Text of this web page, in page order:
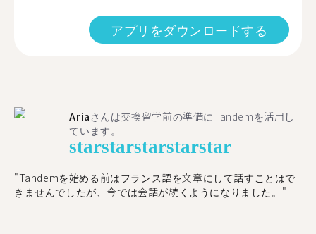
アプリをダウンロードする
Aria さんは交換留学前の準備にTandemを活用し
ています。
starstarstarstarstar
"​​Tandemを始める前はフランス語を文章にして話すことはで
きませんでしたが、今では会話が続くようになりました。"